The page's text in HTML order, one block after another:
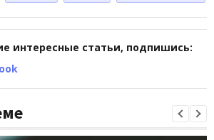
интересные статьи, подпишись: